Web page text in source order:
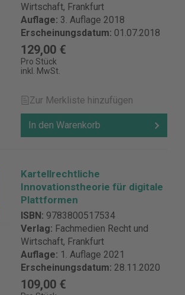
Wirtschaft, Frankfurt
Auflage: 3. Auflage 2018
Erscheinungsdatum: 01.07.2018
129,00 €
Pro Stück
inkl. MwSt.
Zur Merkliste hinzufügen
In den Warenkorb
Kartellrechtliche
Innovationstheorie für digitale
Plattformen
ISBN: 9783800517534
Verlag: Fachmedien Recht und
Wirtschaft, Frankfurt
Auflage: 1. Auflage 2021
Erscheinungsdatum: 28.11.2020
109,00 €